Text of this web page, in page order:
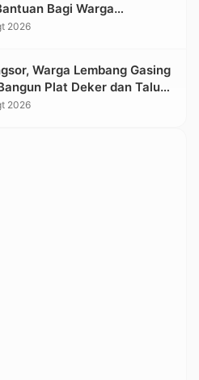
Bagi Warga
Longsor di Buntu Pepasan
2026
Warga Lembang Gasing
Plat Deker dan Talut
Antar Lembang
2026